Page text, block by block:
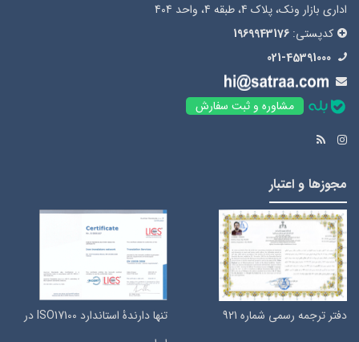
اداری بازار ونک، پلاک 4، طبقه 4، واحد 404
کدپستی: 1969943176
021-45391000
مشاوره و ثبت سفارش
مجوزها و اعتبار
دفتر ترجمه رسمی شماره 921
تنها دارندۀ استاندارد ISO17100 در